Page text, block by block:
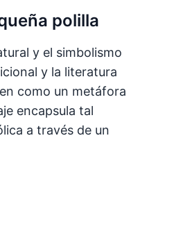
polilla
y el simbolismo
y la literatura
como un metáfora
encapsula tal
a través de un